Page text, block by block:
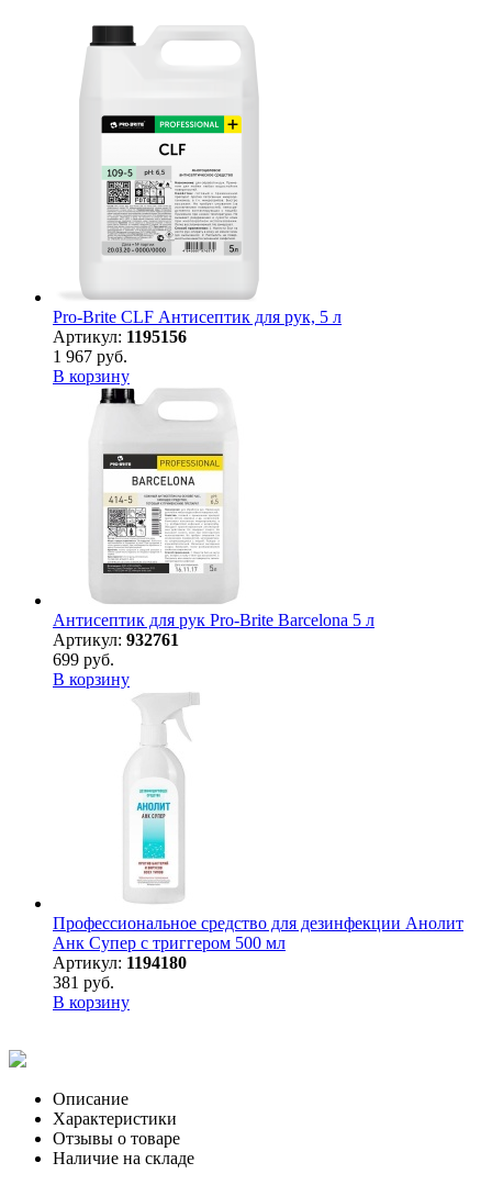
Pro-Brite CLF Антисептик для рук, 5 л
Артикул: 1195156
1 967 руб.
В корзину
Антисептик для рук Pro-Brite Barcelona 5 л
Артикул: 932761
699 руб.
В корзину
Профессиональное средство для дезинфекции Анолит
Анк Супер с триггером 500 мл
Артикул: 1194180
381 руб.
В корзину
Описание
Характеристики
Отзывы о товаре
Наличие на складе